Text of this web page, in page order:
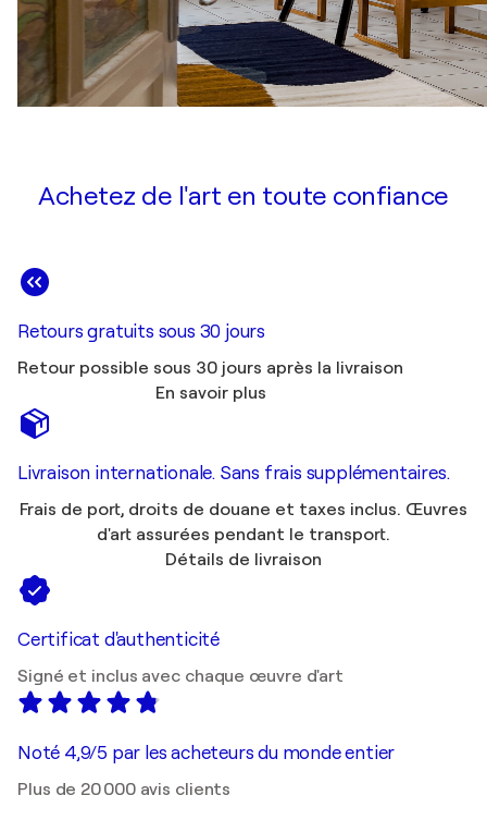
Achetez de l'art en toute confiance
Retours gratuits sous 30 jours
Retour possible sous 30 jours après la livraison
En savoir plus
Livraison internationale. Sans frais supplémentaires.
Frais de port, droits de douane et taxes inclus. Œuvres
d'art assurées pendant le transport.
Détails de livraison
Certificat d'authenticité
Signé et inclus avec chaque œuvre d'art
Noté 4,9/5 par les acheteurs du monde entier
Plus de 20 000 avis clients